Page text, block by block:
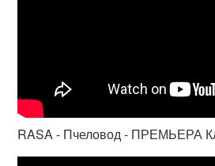
RASA - Пчеловод - ПРЕМЬЕРА